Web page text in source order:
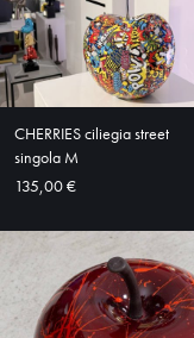
CHERRIES ciliegia street
singola M
135,00 €